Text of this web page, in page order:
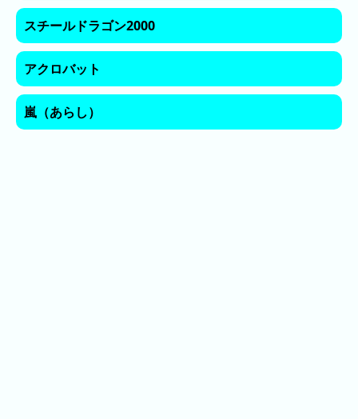
の
ラ
ン
キ
ン
グ
スチールドラゴン2000
アクロバット
嵐（あらし）